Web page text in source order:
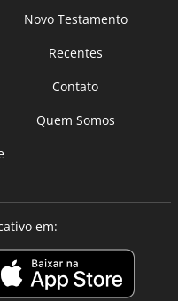
Novo Testamento
Recentes
Contato
Quem Somos
em: